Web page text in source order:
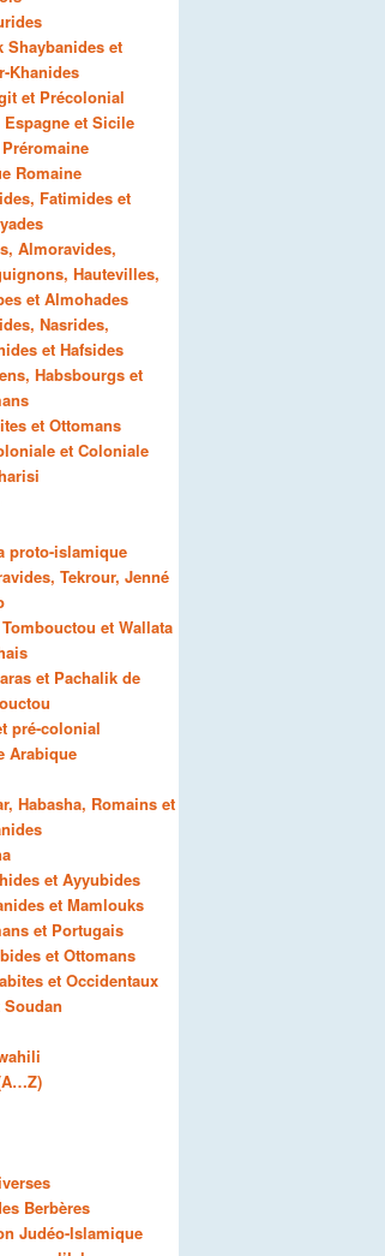
Shaybanides et
Khanides
et Précolonial
Espagne et Sicile
Romaine
Fatimides et
Almoravides,
Hautevilles,
et Almohades
Nasrides,
et Hafsides
Habsbourgs et
et Ottomans
et Coloniale
proto-islamique
Tekrour, Jenné
et Wallata
et Pachalik de
pré-colonial
Arabique
Habasha, Romains et
et Ayyubides
et Mamlouks
et Portugais
et Ottomans
et Occidentaux
Soudan
Berbères
Judéo-Islamique